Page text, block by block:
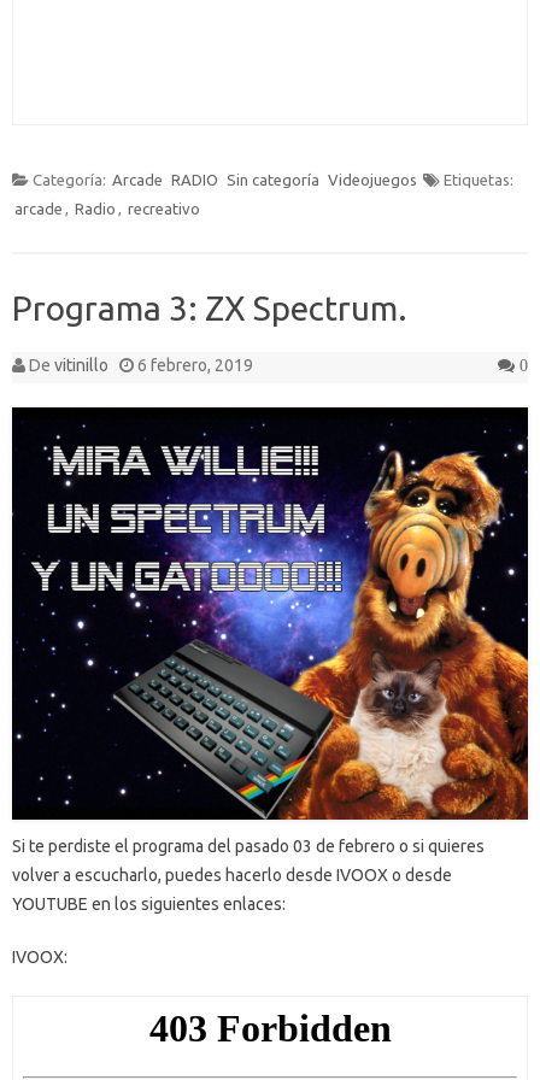
Categoría: Arcade RADIO Sin categoría Videojuegos
Etiquetas:
arcade , Radio , recreativo
Programa 3: ZX Spectrum.
De vitinillo 6 febrero, 2019 0
Si te perdiste el programa del pasado 03 de febrero o si quieres
volver a escucharlo, puedes hacerlo desde IVOOX o desde
YOUTUBE en los siguientes enlaces:
IVOOX: